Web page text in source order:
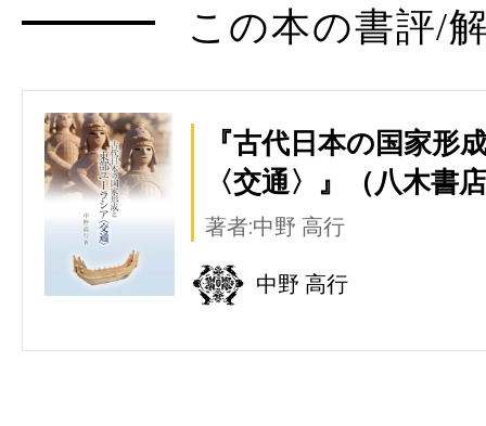
この本の書評/
『古代日本の国家形
〈交通〉』（八木書
著者:中野 高行
中野 高行